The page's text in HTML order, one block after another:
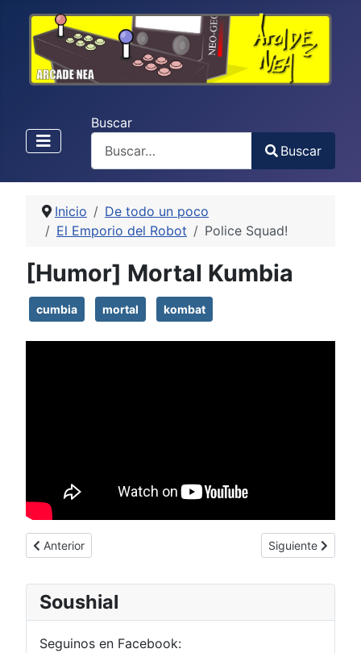
Buscar
Buscar
Inicio
De todo un poco
El Emporio del Robot
Police Squad!
[Humor] Mortal Kumbia
cumbia mortal kombat
Artículo anterior: Reparar pantalla tactil quebrada por pocos
Anterior Artículo
Siguiente
Soushial
Seguinos en Facebook: